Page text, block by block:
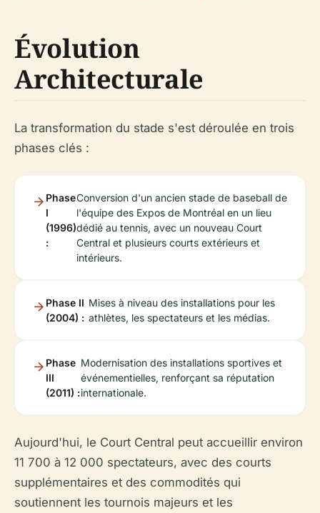
Évolution
Architecturale
La transformation du stade s'est déroulée en trois
phases clés :
Phase
I
(1996)
:
Conversion d'un ancien stade de baseball de
l'équipe des Expos de Montréal en un lieu
dédié au tennis, avec un nouveau Court
Central et plusieurs courts extérieurs et
intérieurs.
Phase II
(2004) :
Mises à niveau des installations pour les
athlètes, les spectateurs et les médias.
Phase
III
(2011) :
Modernisation des installations sportives et
événementielles, renforçant sa réputation
internationale.
Aujourd'hui, le Court Central peut accueillir environ
11 700 à 12 000 spectateurs, avec des courts
supplémentaires et des commodités qui
soutiennent les tournois majeurs et les